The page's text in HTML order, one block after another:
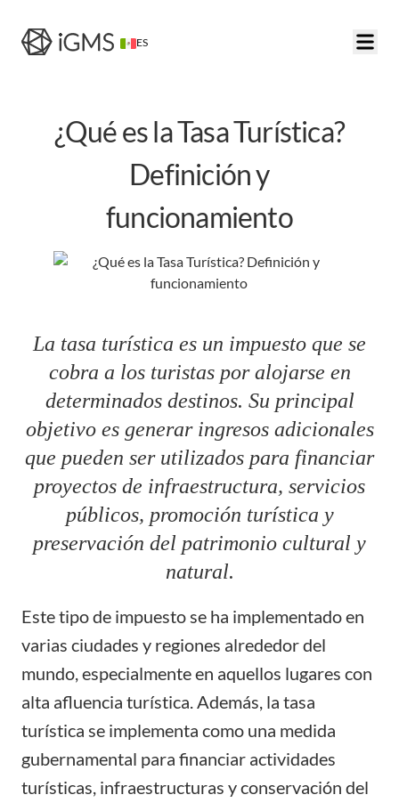
ES
¿Qué es la Tasa Turística?
Definición y
funcionamiento
La tasa turística es un impuesto que se
cobra a los turistas por alojarse en
determinados destinos. Su principal
objetivo es generar ingresos adicionales
que pueden ser utilizados para financiar
proyectos de infraestructura, servicios
públicos, promoción turística y
preservación del patrimonio cultural y
natural.
Este tipo de impuesto se ha implementado en
varias ciudades y regiones alrededor del
mundo, especialmente en aquellos lugares con
alta afluencia turística. Además, la tasa
turística se implementa como una medida
gubernamental para financiar actividades
turísticas, infraestructuras y conservación del